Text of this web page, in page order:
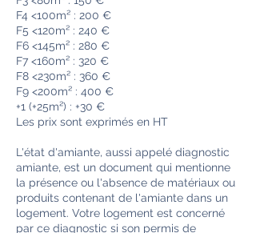
F4 <100m² : 200 €
F5 <120m² : 240 €
F6 <145m² : 280 €
F7 <160m² : 320 €
F8 <230m² : 360 €
F9 <200m² : 400 €
+1 (+25m²) : +30 €
Les prix sont exprimés en HT
L'état d'amiante, aussi appelé diagnostic
amiante, est un document qui mentionne
la présence ou l'absence de matériaux ou
produits contenant de l'amiante dans un
logement. Votre logement est concerné
par ce diagnostic si son permis de